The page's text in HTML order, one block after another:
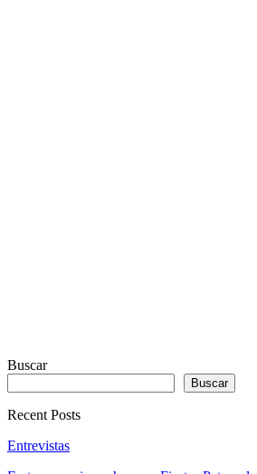
Buscar
Buscar
Recent Posts
Entrevistas